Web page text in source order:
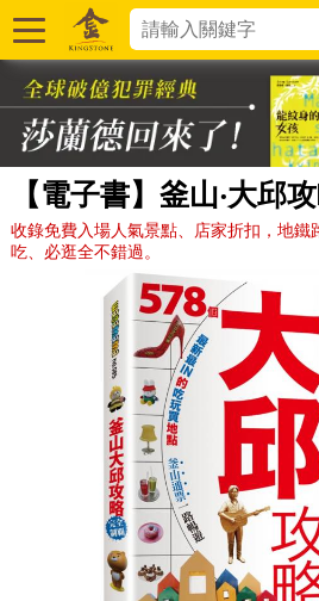
【電子書】釜山‧大邱
收錄免費入場人氣景點、店家折扣，地鐵
吃、必逛全不錯過。